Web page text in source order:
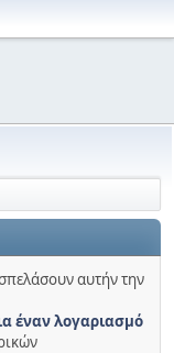
αυτήν την
έναν λογαριασμό